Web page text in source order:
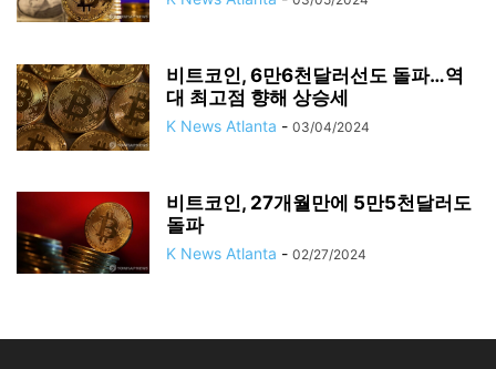
비트코인, 6만6천달러선도 돌파…역
대 최고점 향해 상승세
K News Atlanta - 03/04/2024
비트코인, 27개월만에 5만5천달러도
돌파
K News Atlanta - 02/27/2024